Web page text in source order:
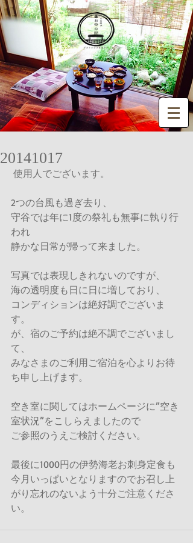
20141017
使用人でございます。
2つの台風も過ぎ去り、
守谷では年に1度の祭礼も無事に執り行
われ
静かな日常が帰って来ました。
写真では表現しきれないのですが、
海の透明度も日に日に増しており、
コンディションは絶好調でございま
す。
が、宿のご予約は絶不調でございまし
て、
みなさまのご利用ご宿泊を心よりお待
ち申し上げます。
空き室に関してはホームページに”空き
室状況”をこしらえましたので
ご参照のうえご検討ください。
最後に1000円の伊勢海老お刺身定食も
今月いっぱいとなりますのでお召し上
がり忘れのないよう十分ご注意くださ
い。